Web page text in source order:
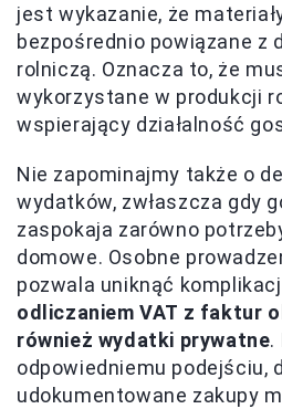
jest wykazanie, że
bezpośrednio powiązane z
rolniczą. Oznacza to, że
wykorzystane w produkcji
wspierający działalność
Nie zapominajmy także o
wydatków, zwłaszcza gdy
zaspokaja zarówno
domowe. Osobne
pozwala uniknąć
odliczaniem VAT z faktur
również wydatki prywatne.
odpowiedniemu podejściu,
udokumentowane zakupy